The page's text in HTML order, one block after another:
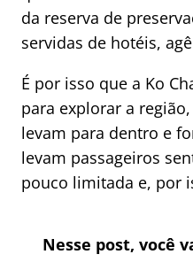
da reserva de
servidas de hotéis,
É por isso que a Ko
para explorar a
levam para dentro e
levam passageiros
pouco limitada e, por
Nesse post, você